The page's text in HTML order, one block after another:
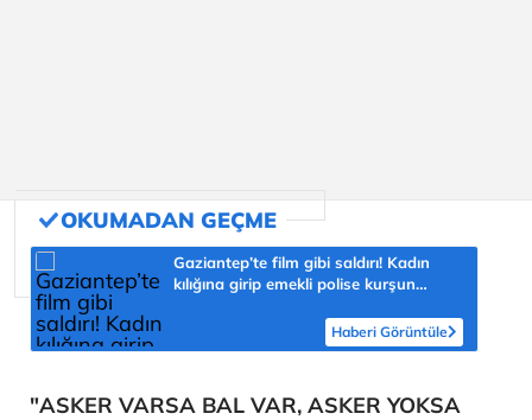
Gaziantep’te film gibi saldırı! Kadın
kılığına girip emekli polise kurşun
Haberi Görüntüle
"ASKER VARSA BAL VAR, ASKER YOKSA